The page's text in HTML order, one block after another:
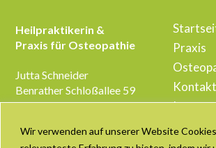
Wir verwenden auf unserer Website
Heilpraktikerin &
Praxis für Osteopathie
Jutta Schneider
Benrather Schloßallee 59
40597 Düsseldorf
Telefon: +49 (211) 176
Praxis
Kontakt